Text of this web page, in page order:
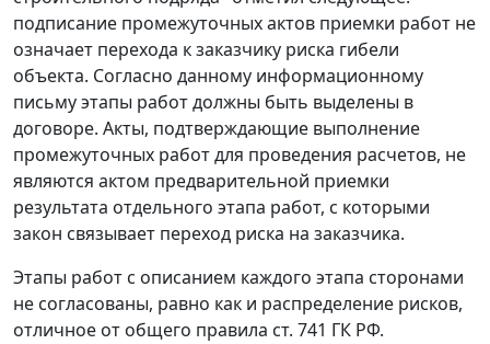
подписание промежуточных актов приемки работ не
означает перехода к заказчику риска гибели
объекта. Согласно данному информационному
письму этапы работ должны быть выделены в
договоре. Акты, подтверждающие выполнение
промежуточных работ для проведения расчетов, не
являются актом предварительной приемки
результата отдельного этапа работ, с которыми
закон связывает переход риска на заказчика.
Этапы работ с описанием каждого этапа сторонами
не согласованы, равно как и распределение рисков,
отличное от общего правила ст. 741 ГК РФ.